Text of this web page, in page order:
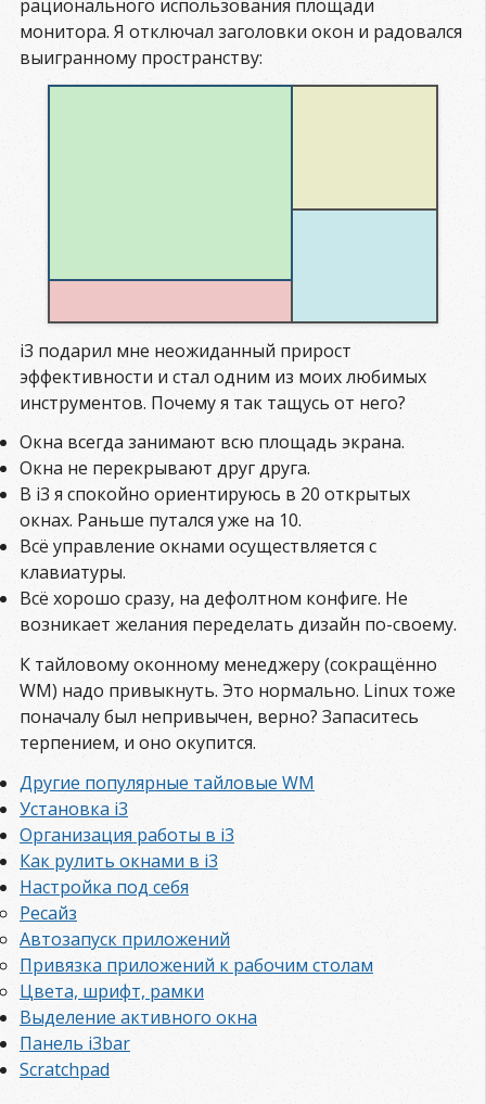
рационального использования площади
монитора. Я отключал заголовки окон и радовался
выигранному пространству:
i3 подарил мне неожиданный прирост
эффективности и стал одним из моих любимых
инструментов. Почему я так тащусь от него?
Окна всегда занимают всю площадь экрана.
Окна не перекрывают друг друга.
В i3 я спокойно ориентируюсь в 20 открытых
окнах. Раньше путался уже на 10.
Всё управление окнами осуществляется с
клавиатуры.
Всё хорошо сразу, на дефолтном конфиге. Не
возникает желания переделать дизайн по-своему.
К тайловому оконному менеджеру (сокращённо
WM) надо привыкнуть. Это нормально. Linux тоже
поначалу был непривычен, верно? Запаситесь
терпением, и оно окупится.
Другие популярные тайловые WM
Установка i3
Организация работы в i3
Как рулить окнами в i3
Настройка под себя
Ресайз
Автозапуск приложений
Привязка приложений к рабочим столам
Цвета, шрифт, рамки
Выделение активного окна
Панель i3bar
Scratchpad